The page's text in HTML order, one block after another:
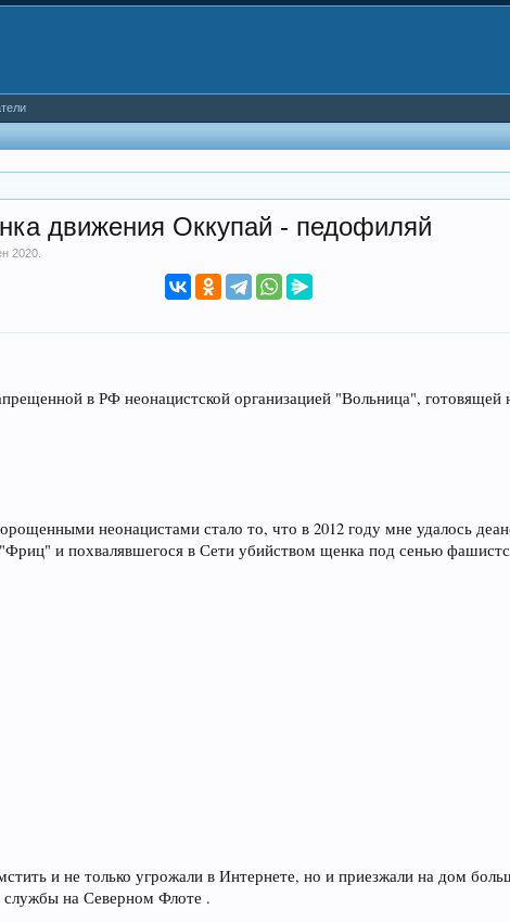
движения Оккупай - педофиляй
2020
в РФ неонацистской организацией "Вольница", готовящей
неонацистами стало то, что в 2012 году мне удалось
и похвалявшегося в Сети убийством щенка под сенью
и не только угрожали в Интернете, но и приезжали на дом
на Северном Флоте .